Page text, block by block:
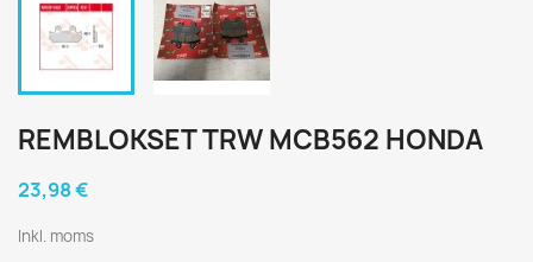
REMBLOKSET TRW MCB562 HONDA
23,98 €
Inkl. moms